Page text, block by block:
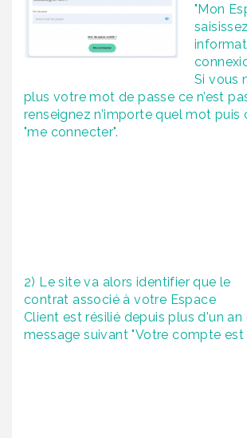
"Mon
Si vous
plus votre mot de passe ce n’est
renseignez n’importe quel mot puis
"me connecter".
2) Le site va alors identifier que le
contrat associé à votre Espace
Client est résilié depuis plus d'un
message suivant "Votre compte est